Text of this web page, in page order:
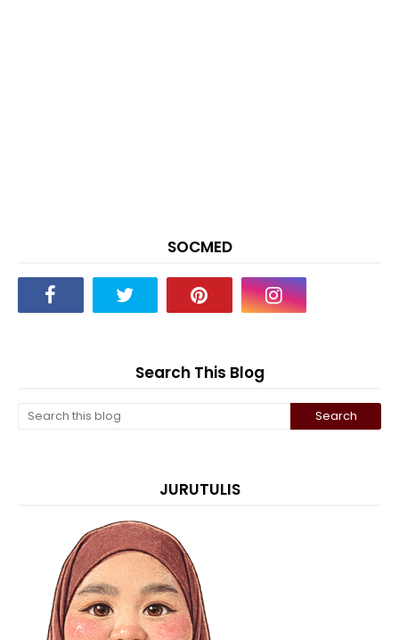
SOCMED
Search This Blog
JURUTULIS